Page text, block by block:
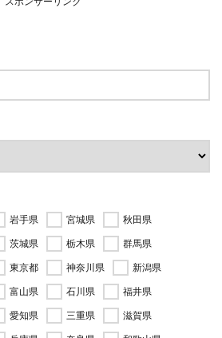
岩手県 宮城県
秋田県
茨城県 栃木県
群馬県
東京都 神奈川県
新潟県
富山県 石川県
福井県
愛知県 三重県
滋賀県